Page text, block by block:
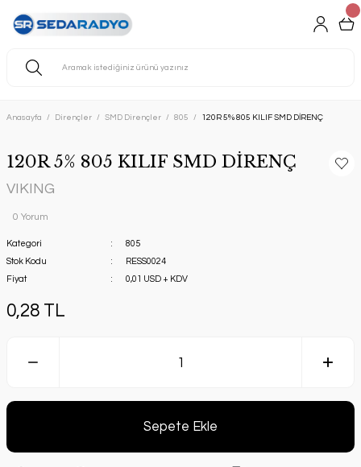
Anasayfa Dirençler SMD Dirençler 805 120R 5% 805 KILIF SMD DİRENÇ
120R 5% 805 KILIF SMD DİRENÇ
VIKING
0 Yorum
Kategori
805
Stok Kodu
RESS0024
Fiyat
0,01 USD + KDV
0,28 TL
Sepete Ekle